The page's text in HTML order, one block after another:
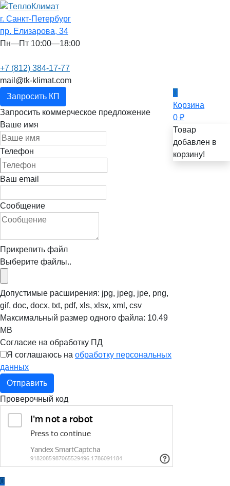
г. Санкт-Петербург
пр. Елизарова, 34
Пн—Пт 10:00—18:00
+7 (812) 384-17-77
mail@tk-klimat.com
Запросить КП
Запросить коммерческое предложение
Ваше имя
Телефон
Ваш email
Сообщение
Прикрепить файл
Выберите файлы..
Допустимые расширения: jpg, jpeg, jpe, png,
gif, doc, docx, txt, pdf, xls, xlsx, xml, csv
Максимальный размер одного файла: 10.49
MB
Согласие на обработку ПД
Я соглашаюсь на обработку персональных
данных
Отправить
Проверочный код
0
Корзина
0₽
Товар
добавлен в
корзину!
0